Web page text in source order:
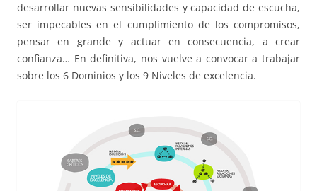
desarrollar nuevas sensibilidades y capacidad de escucha,
ser impecables en el cumplimiento de los compromisos,
pensar en grande y actuar en consecuencia, a crear
confianza… En definitiva, nos vuelve a convocar a trabajar
sobre los 6 Dominios y los 9 Niveles de excelencia.